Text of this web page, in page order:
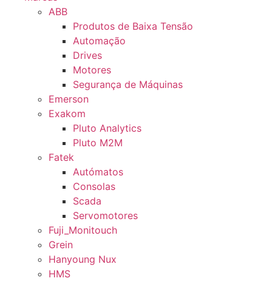
ABB
Produtos de Baixa Tensão
Automação
Drives
Motores
Segurança de Máquinas
Emerson
Exakom
Pluto Analytics
Pluto M2M
Fatek
Autómatos
Consolas
Scada
Servomotores
Fuji_Monitouch
Grein
Hanyoung Nux
HMS